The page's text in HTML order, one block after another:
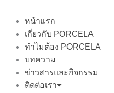
หน้าแรก
เกี่ยวกับ PORCELA
ทำไมต้อง PORCELA
บทความ
ข่าวสารและกิจกรรม
ติดต่อเรา